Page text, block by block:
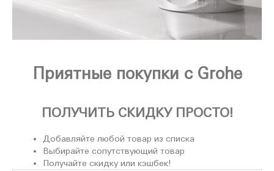
Приятные покупки с Grohe
ПОЛУЧИТЬ СКИДКУ ПРОСТО!
Добавляйте любой товар из списка
Выбирайте сопутствующий товар
Получайте скидку или кэшбек!